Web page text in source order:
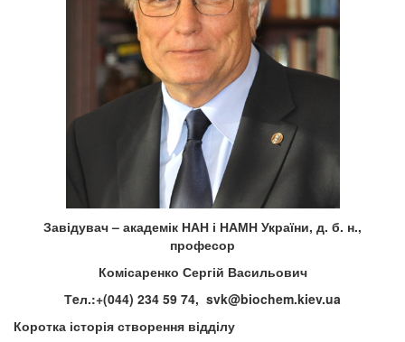
Завідувач – академік НАН і НАМН України, д. б. н.,
професор
Комісаренко Сергій Васильович
Тeл.:+(044) 234 59 74, svk@biochem.kiev.ua
Коротка історія створення відділу